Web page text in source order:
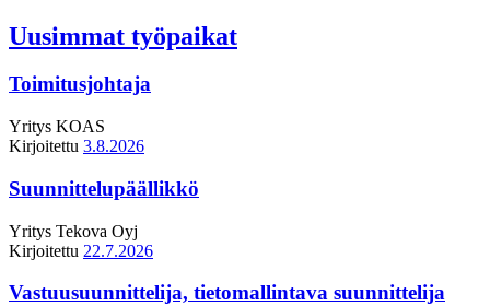
Uusimmat työpaikat
Toimitusjohtaja
Yritys KOAS
Kirjoitettu 3.8.2026
Suunnittelupäällikkö
Yritys Tekova Oyj
Kirjoitettu 22.7.2026
Vastuusuunnittelija, tietomallintava suunnittelija